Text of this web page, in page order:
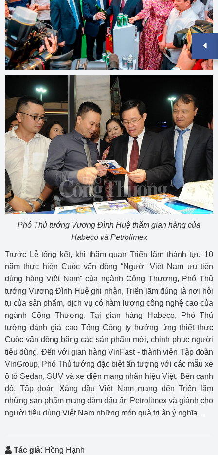
Phó Thủ tướng Vương Đình Huệ thăm gian hàng của
Habeco và Petrolimex
Trước Lễ tổng kết, khi thăm quan Triển lãm thành tựu 10
năm thực hiện Cuộc vận động “Người Việt Nam ưu tiên
dùng hàng Việt Nam” của ngành Công Thương, Phó Thủ
tướng Vương Đình Huệ ghi nhận, Triển lãm đúng là nơi hội
tụ của sản phẩm, dịch vụ có hàm lượng công nghệ cao của
ngành Công Thương. Tại gian hàng Habeco, Phó Thủ
tướng đánh giá cao Tổng Công ty hưởng ứng thiết thực
Cuộc vận động bằng các sản phẩm mới, chinh phục người
tiêu dùng. Đến với gian hàng VinFast - thành viên Tập đoàn
VinGroup, Phó Thủ tướng đặc biệt ấn tượng với các mẫu xe
ô tô Sedan, SUV và xe điện mang nhãn hiệu Việt. Bên cạnh
đó, Tập đoàn Xăng dầu Việt Nam mang đến Triển lãm
những sản phẩm mang đậm dấu ấn Petrolimex và giành cho
người tiêu dùng Việt Nam những món quà tri ân ý nghĩa....
Tác giả: Hồng Hạnh